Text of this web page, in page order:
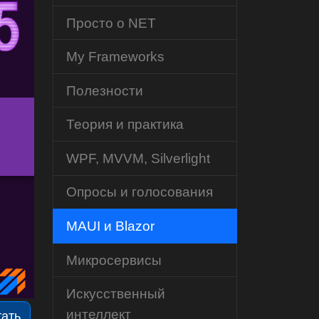
Просто о NET
My Frameworks
Полезности
Теория и практика
WPF, MVVM, Silverlight
Опросы и голосования
MAUI и Blazor
Микросервисы
Искусственный
интеллект